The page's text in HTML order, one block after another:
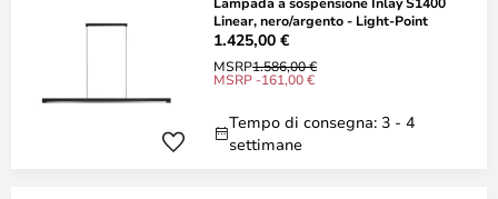
Linear, nero/argento - Light-Point
1.425,00 €
MSRP1.586,00 €
MSRP -161,00 €
Tempo di consegna: 3 - 4
settimane